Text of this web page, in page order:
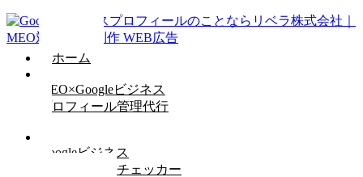
ホーム
MEO×Googleビジネス
プロフィール管理代行
Googleビジネス
プロフィールチェッカー